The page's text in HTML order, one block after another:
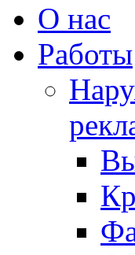
О нас
Работы